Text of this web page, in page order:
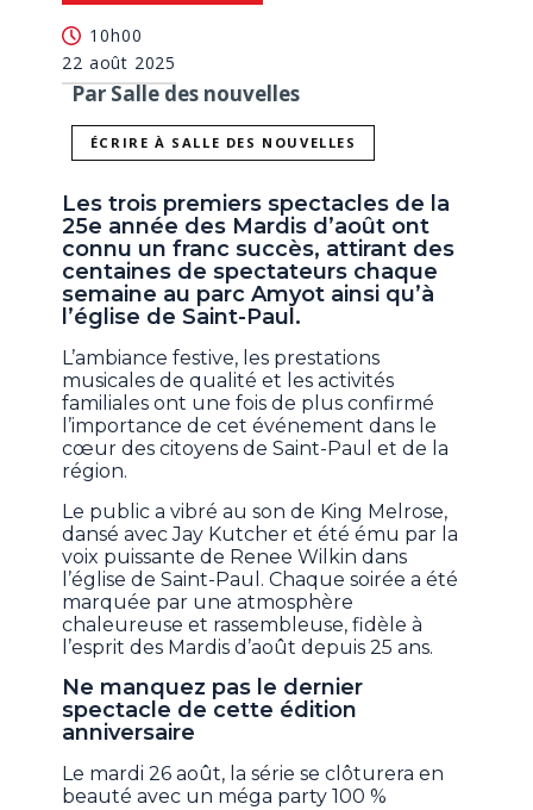
10h00
22 août 2025
Par Salle des nouvelles
ÉCRIRE À SALLE DES NOUVELLES
Les trois premiers spectacles de la
25e année des Mardis d’août ont
connu un franc succès, attirant des
centaines de spectateurs chaque
semaine au parc Amyot ainsi qu’à
l’église de Saint-Paul.
L’ambiance festive, les prestations
musicales de qualité et les activités
familiales ont une fois de plus confirmé
l’importance de cet événement dans le
cœur des citoyens de Saint-Paul et de la
région.
Le public a vibré au son de King Melrose,
dansé avec Jay Kutcher et été ému par la
voix puissante de Renee Wilkin dans
l’église de Saint-Paul. Chaque soirée a été
marquée par une atmosphère
chaleureuse et rassembleuse, fidèle à
l’esprit des Mardis d’août depuis 25 ans.
Ne manquez pas le dernier
spectacle de cette édition
anniversaire
Le mardi 26 août, la série se clôturera en
beauté avec un méga party 100 %